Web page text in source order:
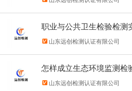
职业与公共卫生检验检测
流程及步骤
山东远创检测认证有限公司
怎样成立生态环境监测检
一般程序及报价
山东远创检测认证有限公司